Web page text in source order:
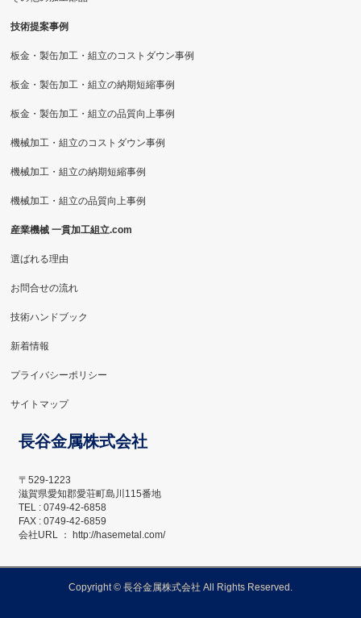
技術提案事例
板金・製缶加工・組立のコストダウン事例
板金・製缶加工・組立の納期短縮事例
板金・製缶加工・組立の品質向上事例
機械加工・組立のコストダウン事例
機械加工・組立の納期短縮事例
機械加工・組立の品質向上事例
産業機械 一貫加工組立.com
選ばれる理由
お問合せの流れ
技術ハンドブック
新着情報
プライバシーポリシー
サイトマップ
長谷金属株式会社
〒529-1223
滋賀県愛知郡愛荘町島川115番地
TEL : 0749-42-6858
FAX : 0749-42-6859
会社URL ： http://hasemetal.com/
Copyright © 長谷金属株式会社All Rights Reserved.